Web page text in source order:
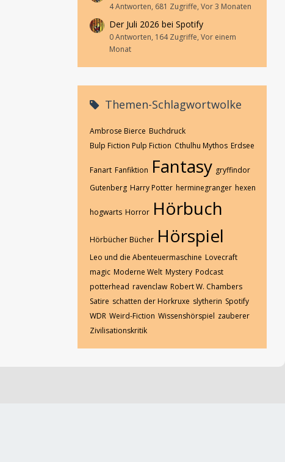
4 Antworten, 681 Zugriffe, Vor 3 Monaten
Der Juli 2026 bei Spotify
0 Antworten, 164 Zugriffe, Vor einem
Monat
Themen-Schlagwortwolke
Ambrose Bierce Buchdruck
Bulp Fiction Pulp Fiction Cthulhu Mythos Erdsee
Fanart Fanfiktion Fantasy gryffindor
Gutenberg Harry Potter herminegranger hexen
hogwarts Horror Hörbuch
Hörbücher Bücher Hörspiel
Leo und die Abenteuermaschine Lovecraft
magic Moderne Welt Mystery Podcast
potterhead ravenclaw Robert W. Chambers
Satire schatten der Horkruxe slytherin Spotify
WDR Weird-Fiction Wissenshörspiel zauberer
Zivilisationskritik